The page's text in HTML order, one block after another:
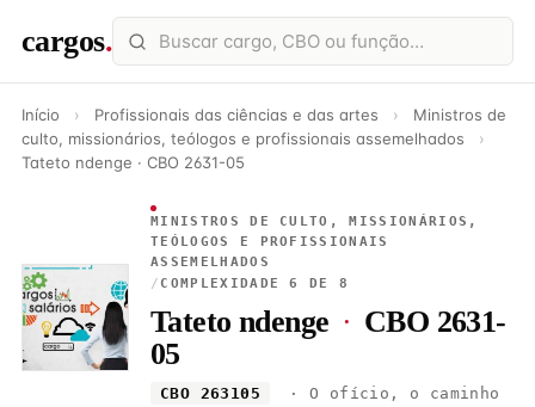
cargos.
Início › Profissionais das ciências e das artes ›
Ministros de
culto, missionários, teólogos e profissionais assemelhados
›
Tateto ndenge · CBO 2631-05
MINISTROS DE CULTO, MISSIONÁRIOS,
TEÓLOGOS E PROFISSIONAIS
ASSEMELHADOS
/ COMPLEXIDADE 6 DE 8
Tateto ndenge · CBO 2631-
05
CBO 263105
· O ofício, o caminho